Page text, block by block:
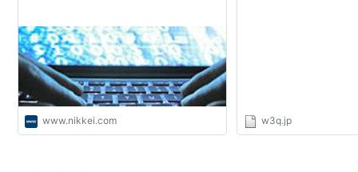
www.nikkei.com w3q.jp